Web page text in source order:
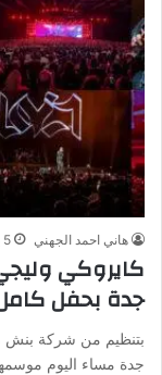
هاني احمد الجهني 5 يونيو، 2026
كايروكي
جدة بحفل
بتنظيم من شركة بنش
جدة مساء اليوم